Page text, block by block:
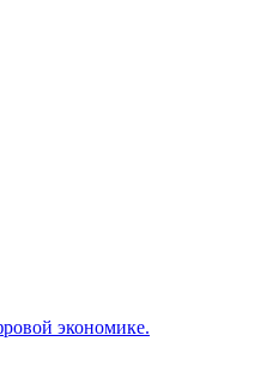
экономике.